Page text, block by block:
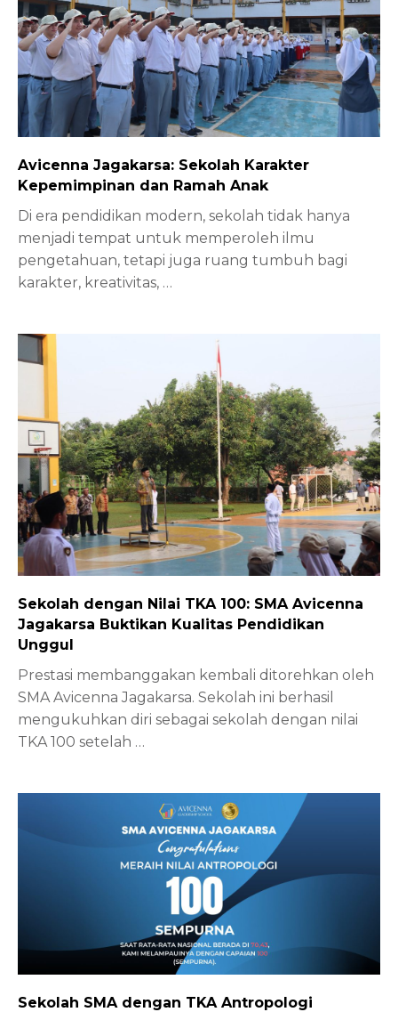
Avicenna Jagakarsa: Sekolah Karakter
Kepemimpinan dan Ramah Anak
Di era pendidikan modern, sekolah tidak hanya
menjadi tempat untuk memperoleh ilmu
pengetahuan, tetapi juga ruang tumbuh bagi
karakter, kreativitas, …
Sekolah dengan Nilai TKA 100: SMA Avicenna
Jagakarsa Buktikan Kualitas Pendidikan
Unggul
Prestasi membanggakan kembali ditorehkan oleh
SMA Avicenna Jagakarsa. Sekolah ini berhasil
mengukuhkan diri sebagai sekolah dengan nilai
TKA 100 setelah …
Sekolah SMA dengan TKA Antropologi